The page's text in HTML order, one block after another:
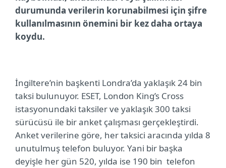
durumunda verilerin korunabilmesi için şifre
kullanılmasının önemini bir kez daha ortaya
koydu.
İngiltere’nin başkenti Londra’da yaklaşık 24 bin
taksi bulunuyor. ESET, London King’s Cross
istasyonundaki taksiler ve yaklaşık 300 taksi
sürücüsü ile bir anket çalışması gerçekleştirdi.
Anket verilerine göre, her taksici aracında yılda 8
unutulmuş telefon buluyor. Yani bir başka
deyişle her gün 520, yılda ise 190 bin telefon